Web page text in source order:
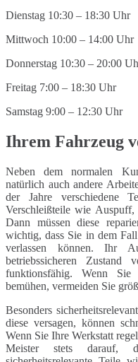
Dienstag 10:30 – 18:30 Uhr
Mittwoch 10:00 – 14:00 Uhr
Donnerstag 10:30 – 20:00
Freitag 7:00 – 18:30 Uhr
Samstag 9:00 – 12:30 Uhr
Ihrem Fahrzeug
Neben dem normalen
natürlich auch andere
der Jahre verschiedene
Verschleißteile wie
Dann müssen diese
wichtig, dass Sie in dem
verlassen können. Ihr
betriebssicheren
funktionsfähig. Wenn
bemühen, vermeiden Sie
Besonders
diese versagen, können
Wenn Sie Ihre Werkstatt
Meister stets darauf,